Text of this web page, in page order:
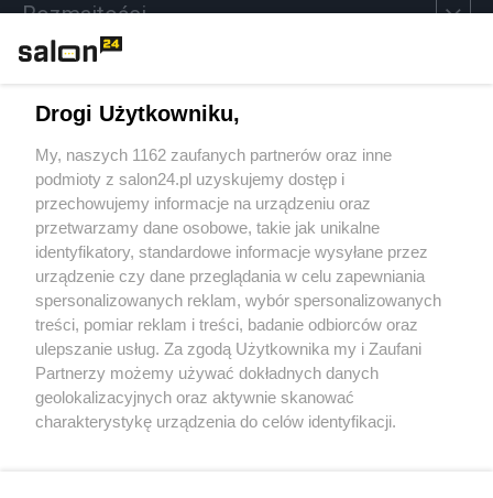
Rozmaitości
Sport
Społeczeństwo
Kultura
X Facebook Instagram Youtube
Drogi Użytkowniku,
My, naszych 1162 zaufanych partnerów oraz inne
podmioty z salon24.pl uzyskujemy dostęp i
przechowujemy informacje na urządzeniu oraz
przetwarzamy dane osobowe, takie jak unikalne
identyfikatory, standardowe informacje wysyłane przez
urządzenie czy dane przeglądania w celu zapewniania
spersonalizowanych reklam, wybór spersonalizowanych
treści, pomiar reklam i treści, badanie odbiorców oraz
ulepszanie usług. Za zgodą Użytkownika my i Zaufani
Partnerzy możemy używać dokładnych danych
geolokalizacyjnych oraz aktywnie skanować
charakterystykę urządzenia do celów identyfikacji.